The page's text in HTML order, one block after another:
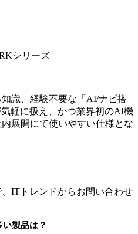
シリーズ
識、経験不要な「AI/ナビ搭
軽に扱え、かつ業界初のAI機
展開にて使いやすい仕様とな
ITトレンドからお問い合わせ
製品は？